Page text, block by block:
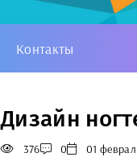
Контакты
Дизайн
376 0 01